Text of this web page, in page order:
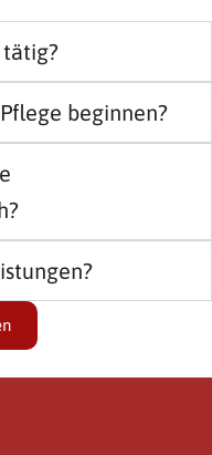
beginnen?